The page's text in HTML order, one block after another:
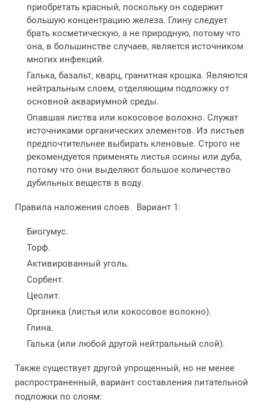
приобретать красный, поскольку он содержит
большую концентрацию железа. Глину следует
брать косметическую, а не природную, потому что
она, в большинстве случаев, является источником
многих инфекций.
Галька, базальт, кварц, гранитная крошка. Являются
нейтральным слоем, отделяющим подложку от
основной аквариумной среды.
Опавшая листва или кокосовое волокно. Служат
источниками органических элементов. Из листьев
предпочтительнее выбирать кленовые. Строго не
рекомендуется применять листья осины или дуба,
потому что они выделяют большое количество
дубильных веществ в воду.
Правила наложения слоев. Вариант 1:
Биогумус.
Торф.
Активированный уголь.
Сорбент.
Цеолит.
Органика (листья или кокосовое волокно).
Глина.
Галька (или любой другой нейтральный слой).
Также существует другой упрощенный, но не менее
распространенный, вариант составления питательной
подложки по слоям: